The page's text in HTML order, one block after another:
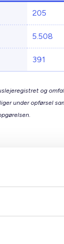
205
5.508
391
og
under opførsel